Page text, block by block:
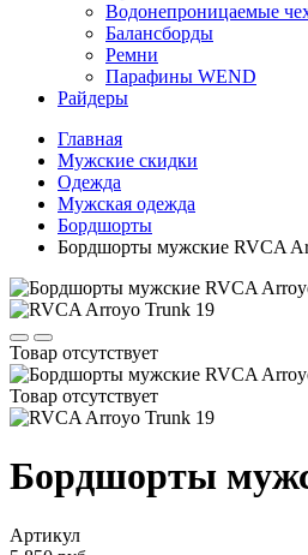
Водонепроницаемые
Балансборды
Ремни
Парафины WEND
Райдеры
Главная
Мужские скидки
Одежда
Мужская одежда
Бордшорты
Бордшорты мужские RVCA
Товар отсутствует
Товар отсутствует
Бордшорты
Артикул